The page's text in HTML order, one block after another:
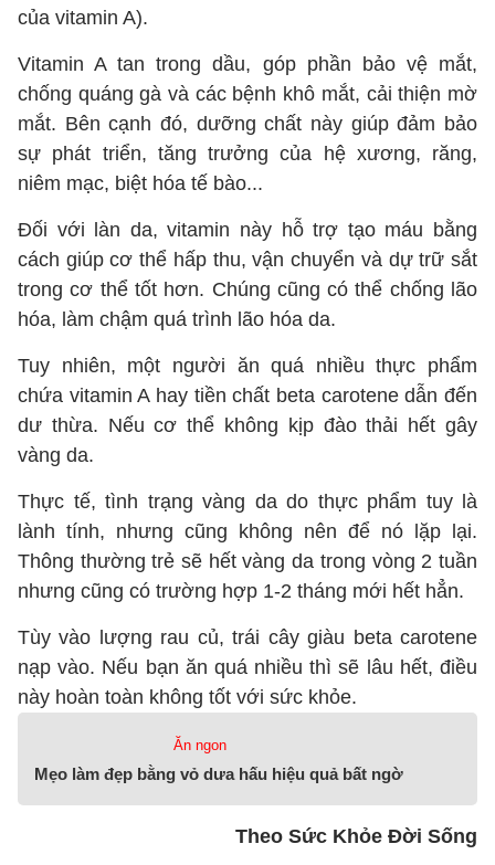
của vitamin A).
Vitamin A tan trong dầu, góp phần bảo vệ mắt,
chống quáng gà và các bệnh khô mắt, cải thiện mờ
mắt. Bên cạnh đó, dưỡng chất này giúp đảm bảo
sự phát triển, tăng trưởng của hệ xương, răng,
niêm mạc, biệt hóa tế bào...
Đối với làn da, vitamin này hỗ trợ tạo máu bằng
cách giúp cơ thể hấp thu, vận chuyển và dự trữ sắt
trong cơ thể tốt hơn. Chúng cũng có thể chống lão
hóa, làm chậm quá trình lão hóa da.
Tuy nhiên, một người ăn quá nhiều thực phẩm
chứa vitamin A hay tiền chất beta carotene dẫn đến
dư thừa. Nếu cơ thể không kịp đào thải hết gây
vàng da.
Thực tế, tình trạng vàng da do thực phẩm tuy là
lành tính, nhưng cũng không nên để nó lặp lại.
Thông thường trẻ sẽ hết vàng da trong vòng 2 tuần
nhưng cũng có trường hợp 1-2 tháng mới hết hẳn.
Tùy vào lượng rau củ, trái cây giàu beta carotene
nạp vào. Nếu bạn ăn quá nhiều thì sẽ lâu hết, điều
này hoàn toàn không tốt với sức khỏe.
Ăn ngon
Mẹo làm đẹp bằng vỏ dưa hấu hiệu quả bất ngờ
Theo Sức Khỏe Đời Sống